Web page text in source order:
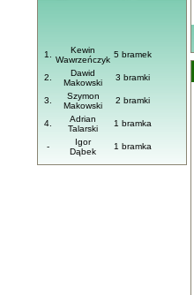
1.
Kewin
Wawrzeńczyk
5 bramek
2.
Dawid
Makowski
3 bramki
3.
Szymon
Makowski
2 bramki
4.
Adrian
Talarski
1 bramka
-
Igor
Dąbek
1 bramka